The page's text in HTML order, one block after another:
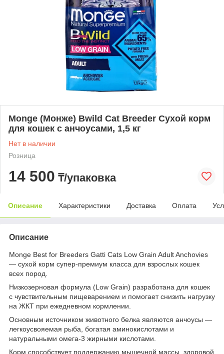
Monge (Монже) Bwild Cat Breeder Сухой корм
для кошек с анчоусами, 1,5 кг
Нет в наличии
Розница
14 500 ₸/упаковка
Описание Характеристики Доставка Оплата
Описание
Monge Best for Breeders Gatti Cats Low Grain Adult Anchovies
— сухой корм супер-премиум класса для взрослых кошек
всех пород.
Низкозерновая формула (Low Grain) разработана для кошек
с чувствительным пищеварением и помогает снизить нагрузку
на ЖКТ при ежедневном кормлении.
Основным источником животного белка являются анчоусы —
легкоусвояемая рыба, богатая аминокислотами и
натуральными омега-3 жирными кислотами.
Корм способствует поддержанию мышечной массы, здоровой